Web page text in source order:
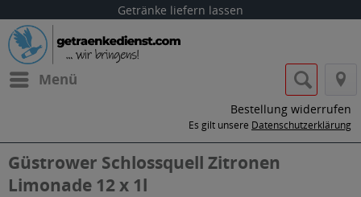
Getränke liefern lassen
Menü
Bestellung widerrufen
Es gilt unsere Datenschutzerklärung
Güstrower Schlossquell Zitronen
Limonade 12 x 1l